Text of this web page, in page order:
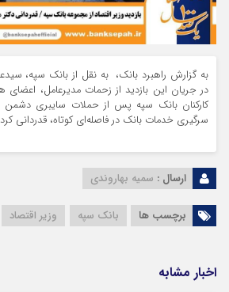
به گزارش راهبرد بانک، به نقل از بانک سپه،
در جریان این بازدید از زحمات مدیرعامل،
کارکنان بانک سپه پس از حملات سایبری دشمن
سرگیری خدمات بانک در فاصله‌ای کوتاه، قدردانی
ارسال : سمیه بهاروندی
برچسب ها بانک سپه وزیر اقتصاد
اخبار مشابه